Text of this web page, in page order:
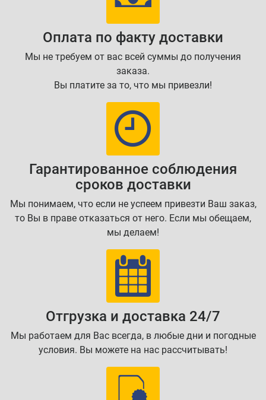
Оплата по факту доставки
Мы не требуем от вас всей суммы до получения
заказа.
Вы платите за то, что мы привезли!
Гарантированное соблюдения
сроков доставки
Мы понимаем, что если не успеем привезти Ваш заказ,
то Вы в праве отказаться от него. Если мы обещаем,
мы делаем!
Отгрузка и доставка 24/7
Мы работаем для Вас всегда, в любые дни и погодные
условия. Вы можете на нас рассчитывать!